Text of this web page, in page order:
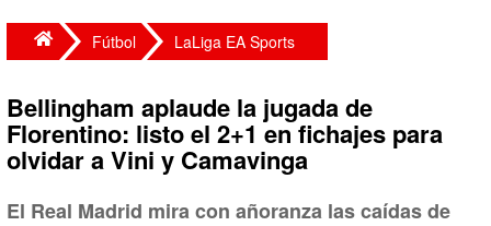
Fútbol LaLiga EA Sports
Bellingham aplaude la jugada de
Florentino: listo el 2+1 en fichajes para
olvidar a Vini y Camavinga
El Real Madrid mira con añoranza las caídas de